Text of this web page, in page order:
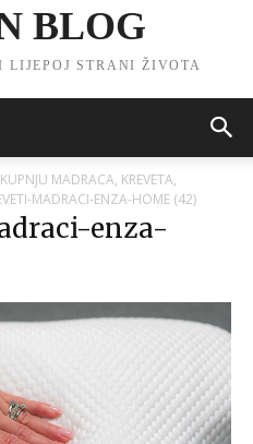
BLOG
LIJEPOJ STRANI ŽIVOTA
MADRACA, KREVETA,
MADRACI-ENZA-HOME (42)
enza-